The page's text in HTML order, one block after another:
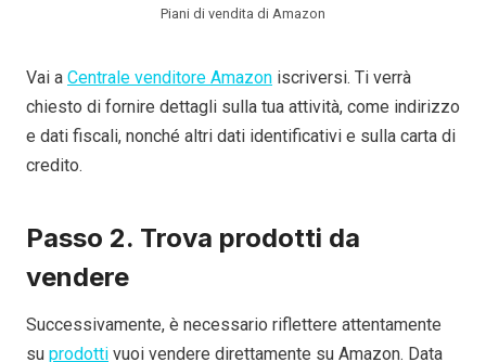
Piani di vendita di Amazon
Vai a Centrale venditore Amazon iscriversi. Ti verrà
chiesto di fornire dettagli sulla tua attività, come indirizzo
e dati fiscali, nonché altri dati identificativi e sulla carta di
credito.
Passo 2. Trova prodotti da
vendere
Successivamente, è necessario riflettere attentamente
su prodotti vuoi vendere direttamente su Amazon. Data